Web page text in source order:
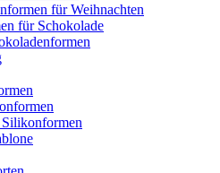
für Weihnachten
für Schokolade